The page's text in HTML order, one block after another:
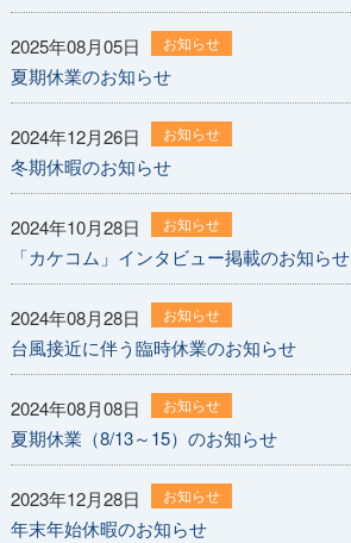
2025年08月05日 お知らせ
夏期休業のお知らせ
2024年12月26日 お知らせ
冬期休暇のお知らせ
2024年10月28日 お知らせ
「カケコム」インタビュー掲載のお知らせ
2024年08月28日 お知らせ
台風接近に伴う臨時休業のお知らせ
2024年08月08日 お知らせ
夏期休業（8/13～15）のお知らせ
2023年12月28日 お知らせ
年末年始休暇のお知らせ